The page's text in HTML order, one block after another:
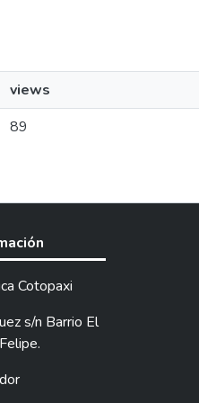
views
89
Cotopaxi
s/n Barrio El